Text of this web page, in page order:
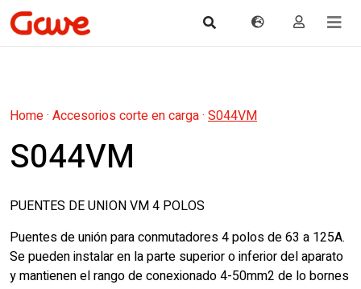
Home· Accesorios corte en carga· S044VM
S044VM
PUENTES DE UNION VM 4 POLOS
Puentes de unión para conmutadores 4 polos de 63 a 125A.
Se pueden instalar en la parte superior o inferior del aparato
y mantienen el rango de conexionado 4-50mm2 de lo bornes